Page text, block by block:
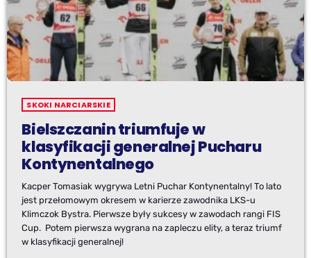
SKOKI NARCIARSKIE
Bielszczanin triumfuje w
klasyfikacji generalnej Pucharu
Kontynentalnego
Kacper Tomasiak wygrywa Letni Puchar Kontynentalny! To lato
jest przełomowym okresem w karierze zawodnika LKS-u
Klimczok Bystra. Pierwsze były sukcesy w zawodach rangi FIS
Cup. Potem pierwsza wygrana na zapleczu elity, a teraz triumf
w klasyfikacji generalnej!